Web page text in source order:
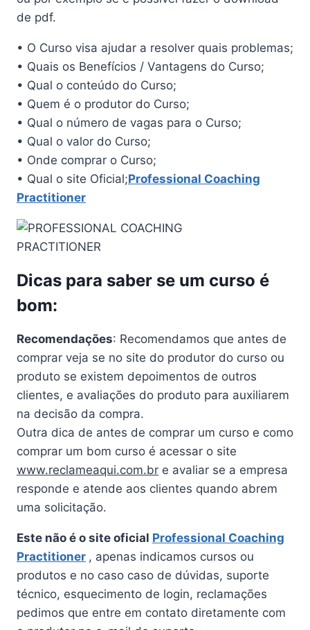
de pdf.
• O Curso visa ajudar a resolver quais problemas;
• Quais os Benefícios / Vantagens do Curso;
• Qual o conteúdo do Curso;
• Quem é o produtor do Curso;
• Qual o número de vagas para o Curso;
• Qual o valor do Curso;
• Onde comprar o Curso;
• Qual o site Oficial;Professional Coaching
Practitioner
Dicas para saber se um curso é
bom:
Recomendações: Recomendamos que antes de
comprar veja se no site do produtor do curso ou
produto se existem depoimentos de outros
clientes, e avaliações do produto para auxiliarem
na decisão da compra.
Outra dica de antes de comprar um curso e como
comprar um bom curso é acessar o site
www.reclameaqui.com.br e avaliar se a empresa
responde e atende aos clientes quando abrem
uma solicitação.
Este não é o site oficial Professional Coaching
Practitioner , apenas indicamos cursos ou
produtos e no caso caso de dúvidas, suporte
técnico, esquecimento de login, reclamações
pedimos que entre em contato diretamente com